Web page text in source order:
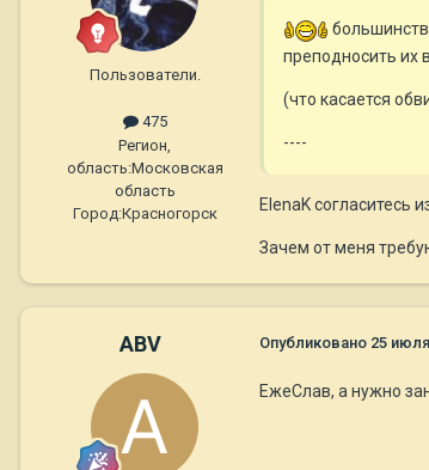
Пользователи.
475
Регион,
область:Московская
область
Город:Красногорск
преподносить их
(что касается
----
ElenaK согласитесь
Зачем от меня
ABV Опубликовано 25
ЕжеСлав, а нужно